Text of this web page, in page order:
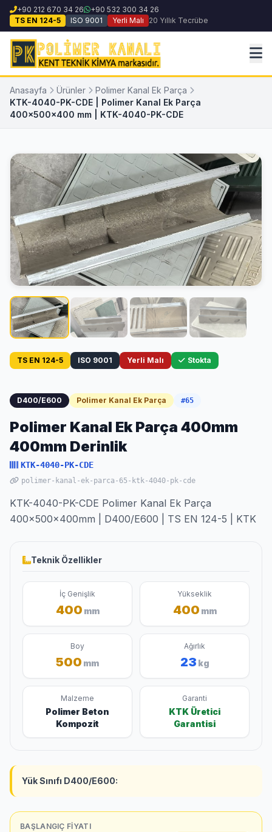
+90 212 670 34 26
+90 532 300 34 26
TS EN 124-5
ISO 9001 Yerli Malı 20 Yıllık Tecrübe
Anasayfa Ürünler
Polimer Kanal Ek Parça
KTK-4040-PK-CDE | Polimer Kanal Ek Parça
400x500x400 mm | KTK-4040-PK-CDE
TS EN 124-5 ISO 9001 Yerli Malı Stokta
D400/E600 Polimer Kanal Ek Parça #65
Polimer Kanal Ek Parça 400mm
400mm Derinlik
KTK-4040-PK-CDE
polimer-kanal-ek-parca-65-ktk-4040-pk-cde
KTK-4040-PK-CDE Polimer Kanal Ek Parça
400x500x400mm | D400/E600 | TS EN 124-5 | KTK
Teknik Özellikler
İç Genişlik
400 mm
Yükseklik
400 mm
Boy
500 mm
Ağırlık
23 kg
Malzeme
Polimer Beton
Kompozit
Garanti
KTK Üretici
Garantisi
Yük Sınıfı D400/E600:
BAŞLANGIÇ FIYATI